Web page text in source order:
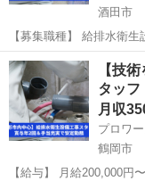
酒田市
【募集職種】 給排水衛生設備工事ス
17:00（休憩あり） 【仕事内容】 新築アパートや戸建て住宅、オフィ
スビル、商業施設、福祉
備工事」...
山形 酒田市 その
【技
タッフ
月収
プロワ
鶴岡市
【給与】 月給200,000円